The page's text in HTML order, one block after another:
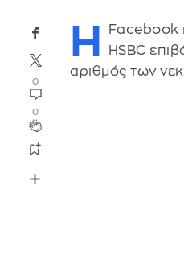
0
0
Η
Facebook
HSBC
αριθμός των